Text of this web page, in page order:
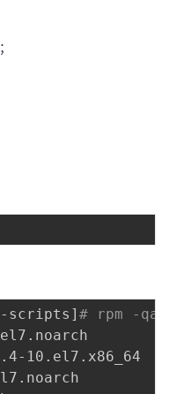
scripts ] # rpm -qa
10.el7.x86_64